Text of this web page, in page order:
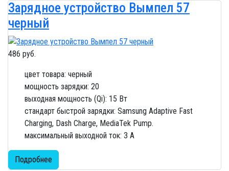
Зарядное устройство Вымпел 57
черный
486 руб.
цвет товара: черный
мощность зарядки: 20
выходная мощность (Qi): 15 Вт
стандарт быстрой зарядки: Samsung Adaptive Fast
Charging, Dash Charge, MediaTek Pump.
максимальный выходной ток: 3 A
Подробнее